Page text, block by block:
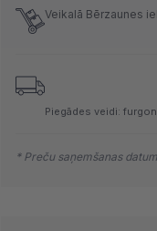
Veikalā Bērzaunes
Piegādes veidi:
* Preču saņemšanas